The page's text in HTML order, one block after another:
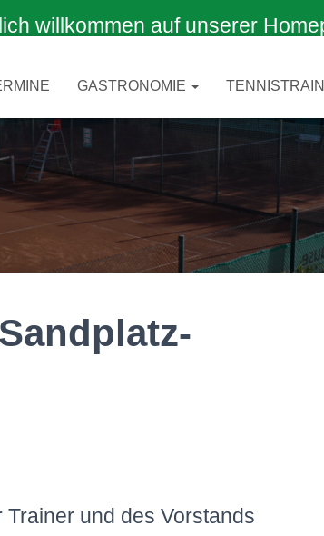
willkommen auf unserer
GASTRONOMIE
und des Vorstands